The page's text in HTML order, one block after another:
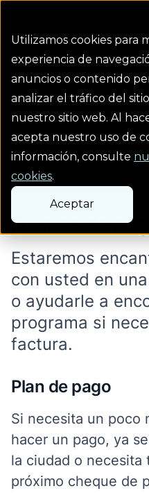
Utilizamos cookies para
experiencia de
anuncios o contenido
analizar el tráfico del
nuestro sitio web. Al
acepta nuestro uso de
información, consulte
cookies.
Aceptar
HomepageAsistencia al
Asistencia al
Si tiene dificultades
podemos ayudarle.
Formas de pago
Estaremos
con usted en
o ayudarle a
programa si
factura.
Plan de pago
Si necesita un poco
hacer un pago, ya
la ciudad o necesita
próximo cheque de